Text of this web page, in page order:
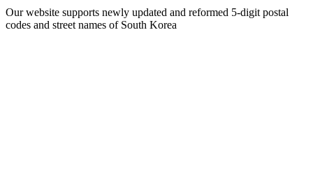
Our website supports newly updated and reformed 5-digit postal
codes and street names of South Korea